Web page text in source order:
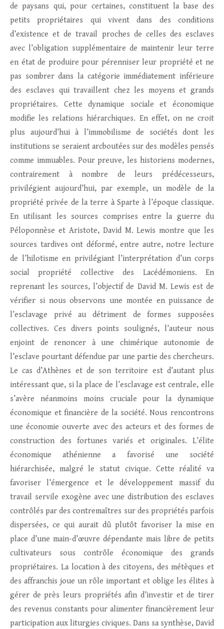
de paysans qui, pour certaines, constituent la base des
petits propriétaires qui vivent dans des conditions
d’existence et de travail proches de celles des esclaves
avec l’obligation supplémentaire de maintenir leur terre
en état de produire pour pérenniser leur propriété et ne
pas sombrer dans la catégorie immédiatement inférieure
des esclaves qui travaillent chez les moyens et grands
propriétaires. Cette dynamique sociale et économique
modifie les relations hiérarchiques. En effet, on ne croit
plus aujourd’hui à l’immobilisme de sociétés dont les
institutions se seraient arcboutées sur des modèles pensés
comme immuables. Pour preuve, les historiens modernes,
contrairement à nombre de leurs prédécesseurs,
privilégient aujourd’hui, par exemple, un modèle de la
propriété privée de la terre à Sparte à l’époque classique.
En utilisant les sources comprises entre la guerre du
Péloponnèse et Aristote, David M. Lewis montre que les
sources tardives ont déformé, entre autre, notre lecture
de l’hilotisme en privilégiant l’interprétation d’un corps
social propriété collective des Lacédémoniens. En
reprenant les sources, l’objectif de David M. Lewis est de
vérifier si nous observons une montée en puissance de
l’esclavage privé au détriment de formes supposées
collectives. Ces divers points soulignés, l’auteur nous
enjoint de renoncer à une chimérique autonomie de
l’esclave pourtant défendue par une partie des chercheurs.
Le cas d’Athènes et de son territoire est d’autant plus
intéressant que, si la place de l’esclavage est centrale, elle
s’avère néanmoins moins cruciale pour la dynamique
économique et financière de la société. Nous rencontrons
une économie ouverte avec des acteurs et des formes de
construction des fortunes variés et originales. L’élite
économique athénienne a favorisé une société
hiérarchisée, malgré le statut civique. Cette réalité va
favoriser l’émergence et le développement massif du
travail servile exogène avec une distribution des esclaves
contrôlés par des contremaîtres sur des propriétés parfois
dispersées, ce qui aurait dû plutôt favoriser la mise en
place d’une main-d’œuvre dépendante mais libre de petits
cultivateurs sous contrôle économique des grands
propriétaires. La location à des citoyens, des métèques et
des affranchis joue un rôle important et oblige les élites à
gérer de près leurs propriétés afin d’investir et de tirer
des revenus constants pour alimenter financièrement leur
participation aux liturgies civiques. Dans sa synthèse, David